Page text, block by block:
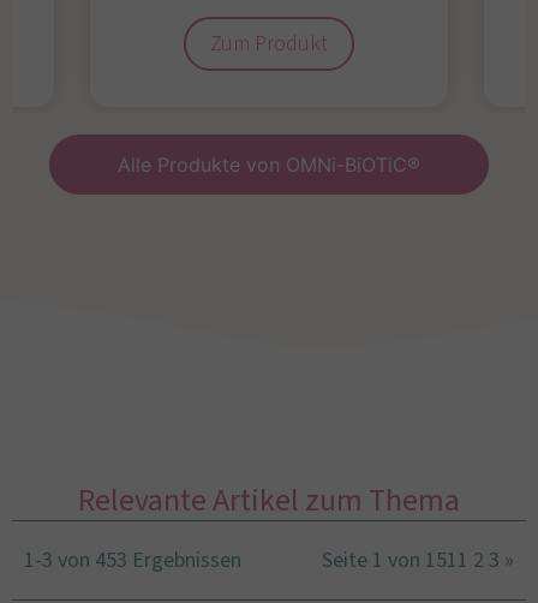
Zum Produkt
Alle Produkte von OMNi-BiOTiC®
Relevante Artikel zum Thema
1-3 von 453 Ergebnissen Seite 1 von 1511 2 3 »